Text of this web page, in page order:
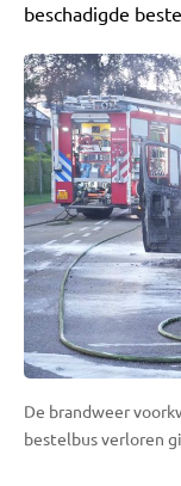
beschadigde
De brandweer
bestelbus verloren